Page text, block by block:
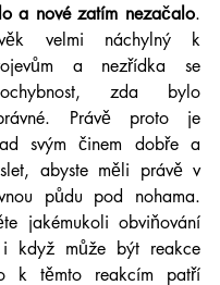
a nové zatím nezačalo.
velmi náchylný k
a nezřídka se
zda bylo
Právě proto je
svým činem dobře a
abyste měli právě v
půdu pod nohama.
jakémukoli obviňování
i když může být reakce
k těmto reakcím patří